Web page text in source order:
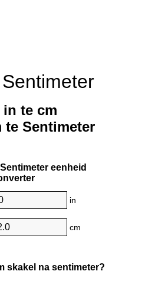
in te cm
te Sentimeter
eenheid
in
cm
skakel na sentimeter?